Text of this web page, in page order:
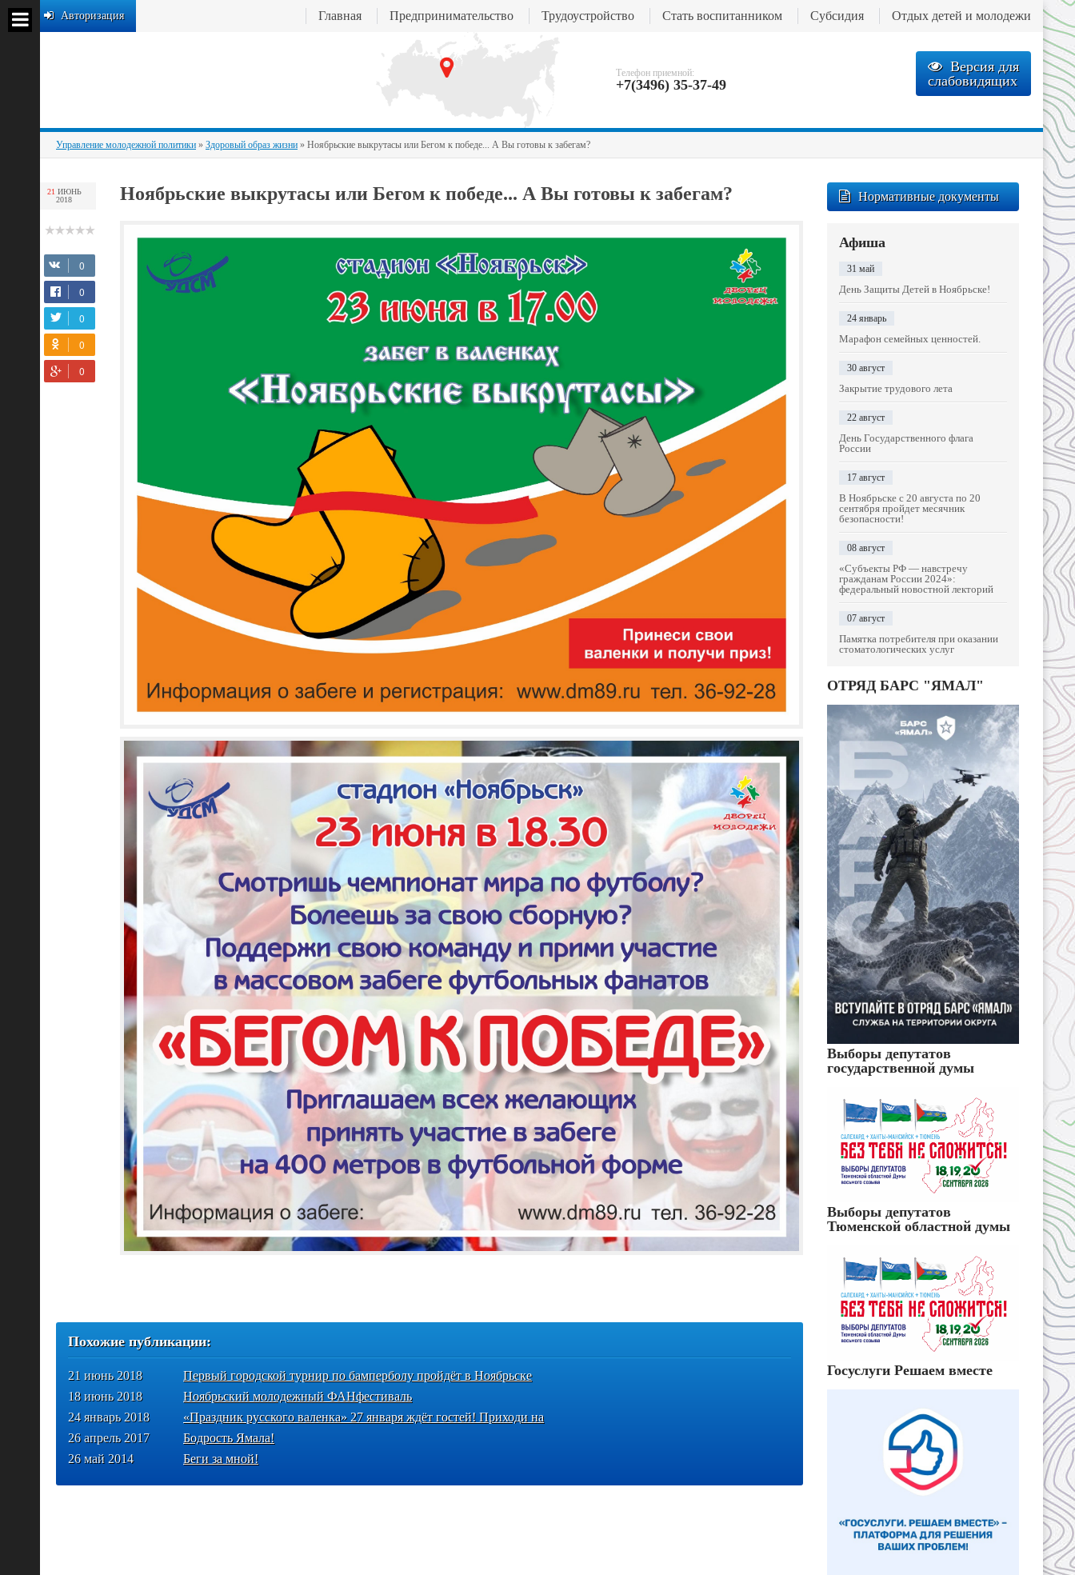
Телефон приемной:
+7(3496) 35-37-49
Версия для
слабовидящих
Авторизация Главная Предпринимательство Трудоустройство Стать воспитанником Субсидия Отдых детей и молодежи
Управление молодежной политики » Здоровый образ жизни » Ноябрьские выкрутасы или Бегом к победе... А Вы готовы к забегам?
21 ИЮНЬ
2018
Ноябрьские выкрутасы или Бегом к победе... А Вы готовы к забегам?
Похожие публикации:
21 июнь 2018
Первый городской турнир по бамперболу пройдёт в Ноябрьске
18 июнь 2018
Ноябрьский молодежный ФАНфестиваль
24 январь 2018
«Праздник русского валенка» 27 января ждёт гостей! Приходи на
26 апрель 2017
Бодрость Ямала!
26 май 2014
Беги за мной!
Нормативные документы
Афиша
31 май
День Защиты Детей в Ноябрьске!
24 январь
Марафон семейных ценностей.
30 август
Закрытие трудового лета
22 август
День Государственного флага
России
17 август
В Ноябрьске с 20 августа по 20
сентября пройдет месячник
безопасности!
08 август
«Субъекты РФ — навстречу
гражданам России 2024»:
федеральный новостной лекторий
07 август
Памятка потребителя при оказании
стоматологических услуг
ОТРЯД БАРС "ЯМАЛ"
Выборы депутатов
государственной думы
Выборы депутатов
Тюменской областной думы
Госуслуги Решаем вместе